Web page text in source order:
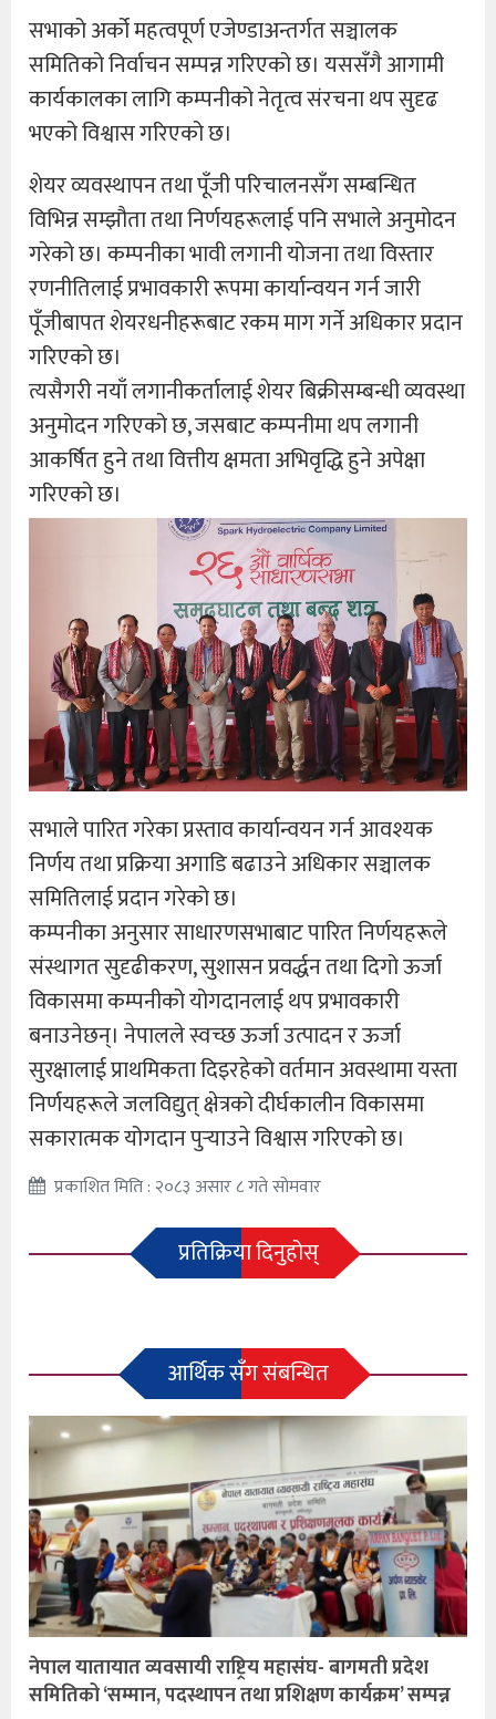
सभाको अर्को महत्वपूर्ण एजेण्डाअन्तर्गत सञ्चालक
समितिको निर्वाचन सम्पन्न गरिएको छ। यससँगै आगामी
कार्यकालका लागि कम्पनीको नेतृत्व संरचना थप सुदृढ
भएको विश्वास गरिएको छ।
शेयर व्यवस्थापन तथा पूँजी परिचालनसँग सम्बन्धित
विभिन्न सम्झौता तथा निर्णयहरूलाई पनि सभाले अनुमोदन
गरेको छ। कम्पनीका भावी लगानी योजना तथा विस्तार
रणनीतिलाई प्रभावकारी रूपमा कार्यान्वयन गर्न जारी
पूँजीबापत शेयरधनीहरूबाट रकम माग गर्ने अधिकार प्रदान
गरिएको छ।
त्यसैगरी नयाँ लगानीकर्तालाई शेयर बिक्रीसम्बन्धी व्यवस्था
अनुमोदन गरिएको छ, जसबाट कम्पनीमा थप लगानी
आकर्षित हुने तथा वित्तीय क्षमता अभिवृद्धि हुने अपेक्षा
गरिएको छ।
सभाले पारित गरेका प्रस्ताव कार्यान्वयन गर्न आवश्यक
निर्णय तथा प्रक्रिया अगाडि बढाउने अधिकार सञ्चालक
समितिलाई प्रदान गरेको छ।
कम्पनीका अनुसार साधारणसभाबाट पारित निर्णयहरूले
संस्थागत सुदृढीकरण, सुशासन प्रवर्द्धन तथा दिगो ऊर्जा
विकासमा कम्पनीको योगदानलाई थप प्रभावकारी
बनाउनेछन्। नेपालले स्वच्छ ऊर्जा उत्पादन र ऊर्जा
सुरक्षालाई प्राथमिकता दिइरहेको वर्तमान अवस्थामा यस्ता
निर्णयहरूले जलविद्युत् क्षेत्रको दीर्घकालीन विकासमा
सकारात्मक योगदान पुर्‍याउने विश्वास गरिएको छ।
प्रकाशित मिति : २०८३ असार ८ गते सोमवार
प्रतिक्रिया दिनुहोस्
आर्थिक सँग संबन्धित
नेपाल यातायात व्यवसायी राष्ट्रिय महासंघ- बागमती प्रदेश
समितिको ‘सम्मान, पदस्थापन तथा प्रशिक्षण कार्यक्रम’ सम्पन्न